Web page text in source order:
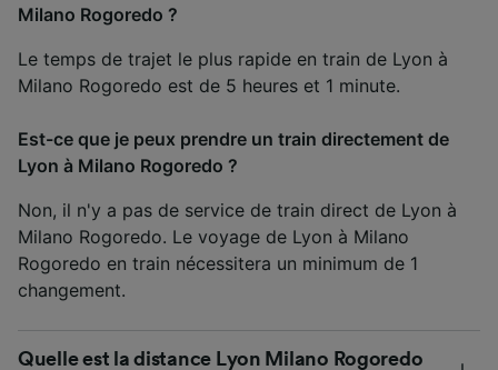
Milano Rogoredo ?
Le temps de trajet le plus rapide en train de Lyon à
Milano Rogoredo est de 5 heures et 1 minute.
Est-ce que je peux prendre un train directement de
Lyon à Milano Rogoredo ?
Non, il n'y a pas de service de train direct de Lyon à
Milano Rogoredo. Le voyage de Lyon à Milano
Rogoredo en train nécessitera un minimum de 1
changement.
Quelle est la distance Lyon Milano Rogoredo